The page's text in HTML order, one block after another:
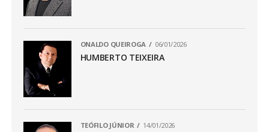
ONALDO QUEIROGA 06/01/2026
HUMBERTO TEIXEIRA
TEÓFILO JÚNIOR 14/01/2026